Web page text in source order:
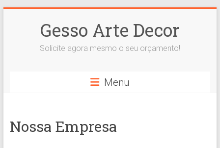
Gesso Arte Decor
Solicite agora mesmo o seu orçamento!
Menu
Nossa Empresa